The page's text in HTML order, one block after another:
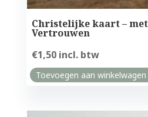
Christelijke kaart –
Vertrouwen
€1,50 incl. btw
Toevoegen aan winkelwagen